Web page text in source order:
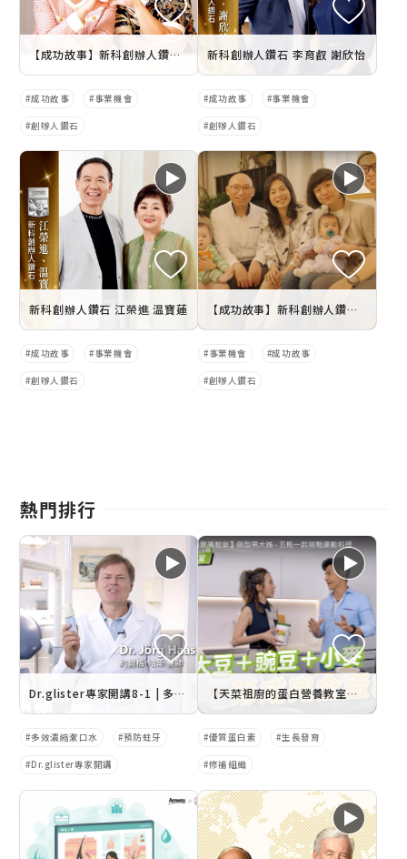
【成功故事】新科創辦人鑽石 黃聿璘.黃任伯
成功故事 事業機會
創辦人鑽石
新科創辦人鑽石 李育叡 謝欣怡
成功故事 事業機會
創辦人鑽石
新科創辦人鑽石 江榮進 温寶蓮
成功故事 事業機會
創辦人鑽石
【成功故事】新科創辦人鑽石 李百合 江進通
事業機會 成功故事
創辦人鑽石
熱門排行
Dr.glister專家開講8-1 | 多效濃縮漱口水
多效濃縮漱口水 預防蛀牙
Dr.glister專家開講
【天菜祖廚的蛋白營養教室】與型男大姊 - 五熊一起挑戰運動料理
優質蛋白素 生長發育
修補組織